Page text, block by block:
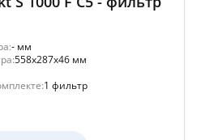
- мм
558x287x46 мм
1 фильтр